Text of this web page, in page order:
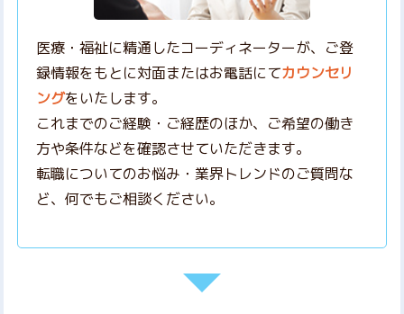
医療・福祉に精通したコーディネーターが、ご登
録情報をもとに対面またはお電話にてカウンセリ
ングをいたします。
これまでのご経験・ご経歴のほか、ご希望の働き
方や条件などを確認させていただきます。
転職についてのお悩み・業界トレンドのご質問な
ど、何でもご相談ください。